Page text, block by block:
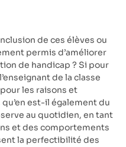
de ces élèves ou
permis d’améliorer
de handicap ? Si pour
de la classe
les raisons et
est-il également du
au quotidien, en tant
et des comportements
la perfectibilité des